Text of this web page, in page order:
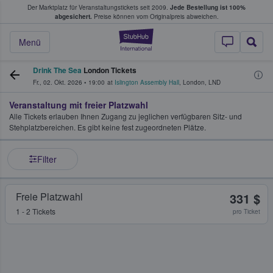
Der Marktplatz für Veranstaltungstickets seit 2009. Jede Bestellung ist 100%
abgesichert. Preise können vom Originalpreis abweichen.
StubHub - Wo
Menü
Tickets kaufen & verkaufen
Drink The Sea London Tickets
Fr., 02. Okt. 2026 • 19:00 at Islington Assembly Hall, London, LND
Veranstaltung mit freier Platzwahl
Alle Tickets erlauben Ihnen Zugang zu jeglichen verfügbaren Sitz- und
Stehplatzbereichen. Es gibt keine fest zugeordneten Plätze.
Filter
Freie Platzwahl
1 - 2 Tickets
331 $
pro Ticket